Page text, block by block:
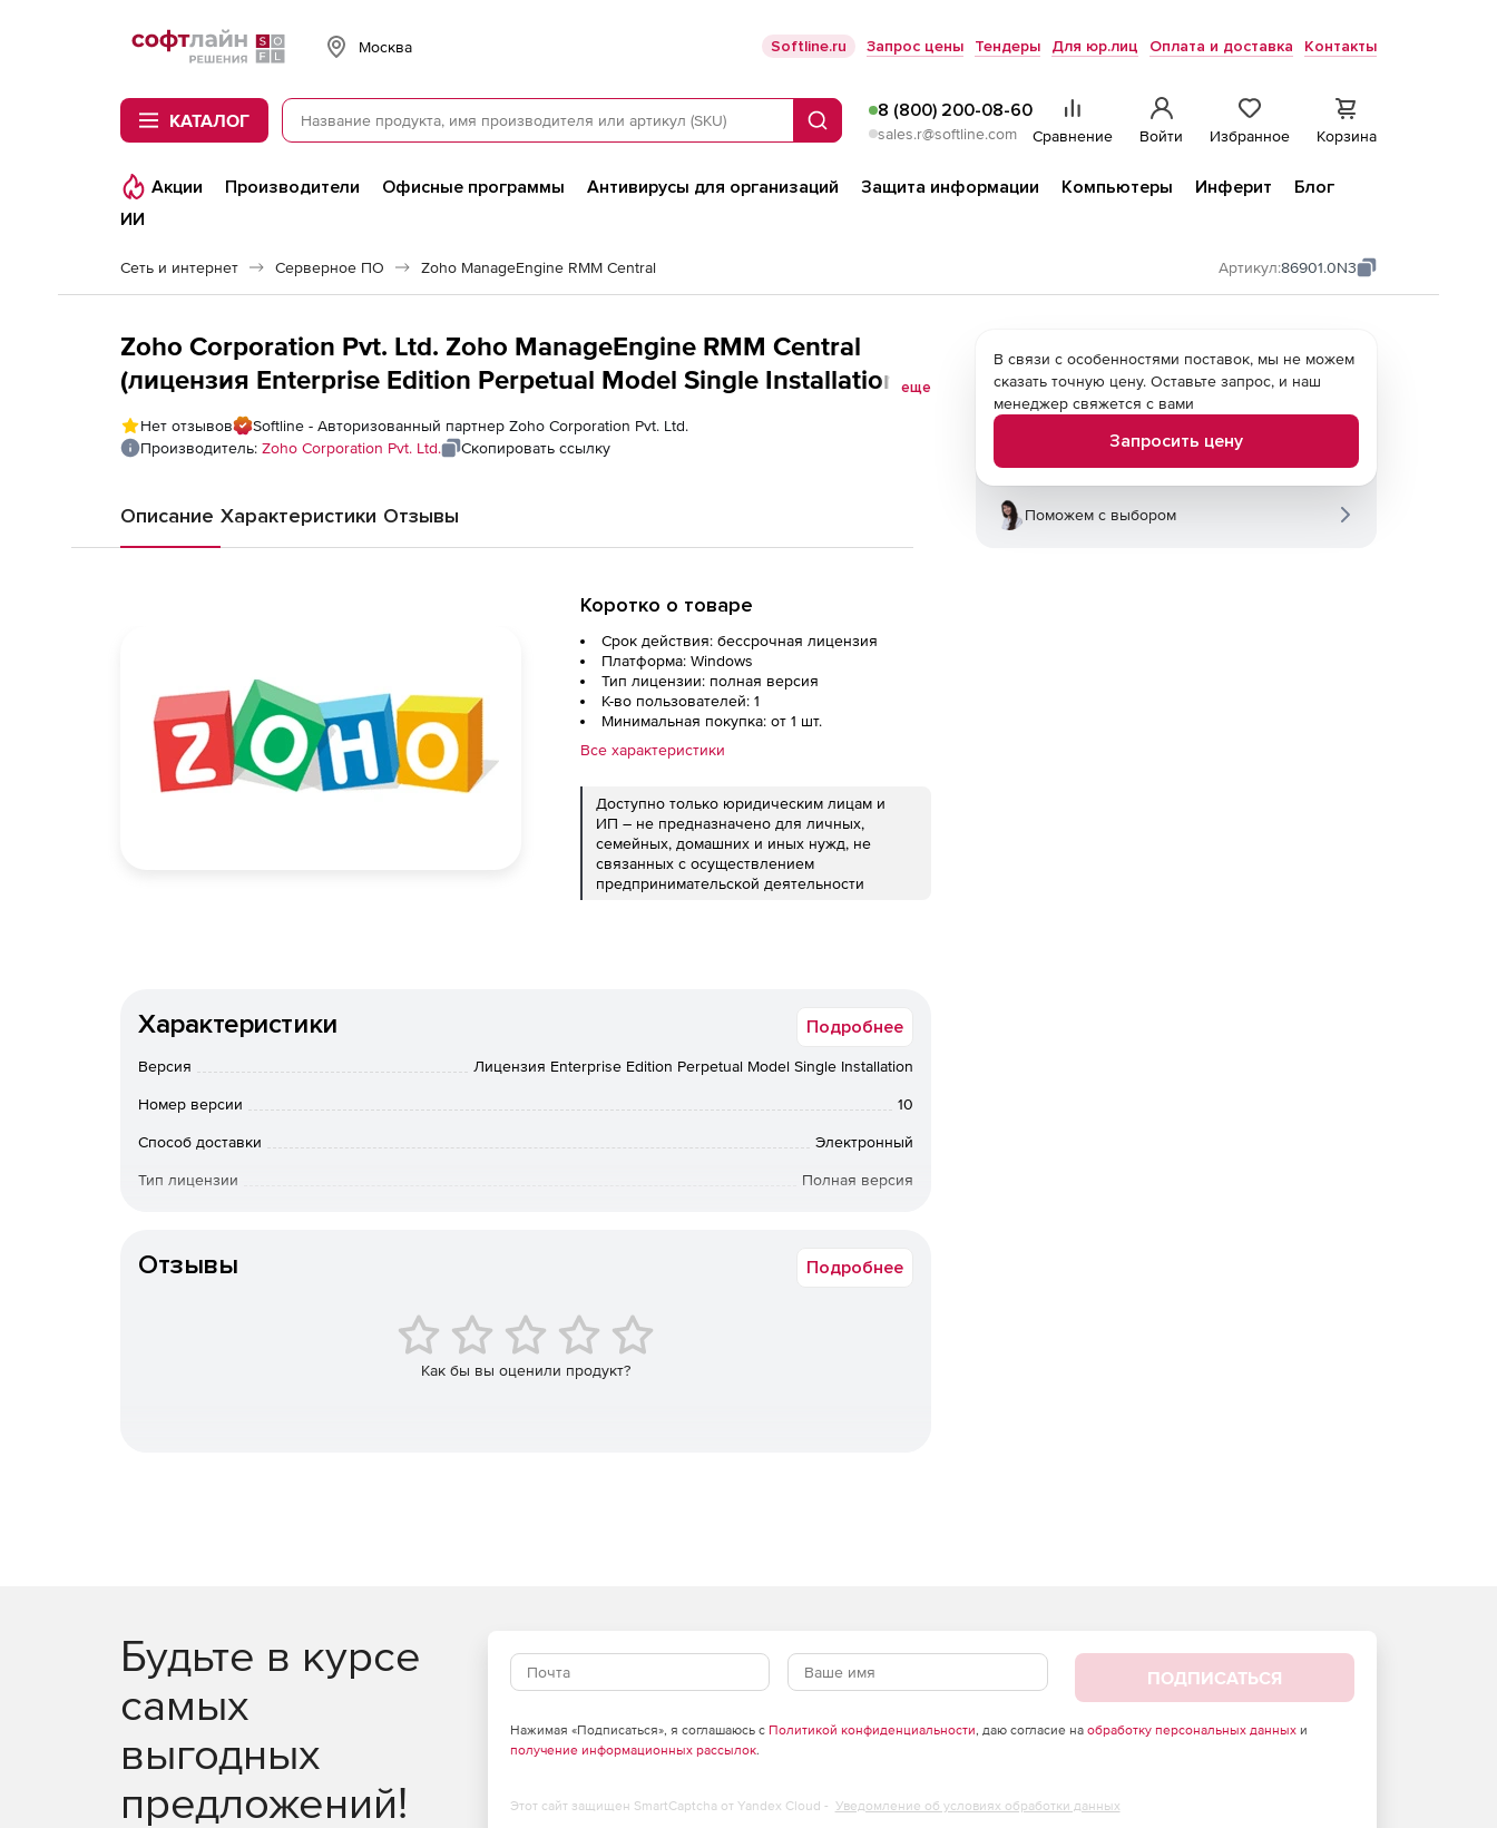
Softline
Москва Softline.ru Запрос цены Тендеры Для юр.лиц Оплата и доставка Контакты
КАТАЛОГ Поиск
8 (800) 200-08-60
sales.r@softline.com Сравнение Войти Избранное Корзина
Акции Производители Офисные программы Антивирусы для организаций Защита информации Компьютеры Инферит
Блог
ИИ
Сеть и интернет Серверное ПО Zoho ManageEngine RMM Central Артикул:86901.0N3
Zoho Corporation Pvt. Ltd. Zoho ManageEngine RMM Central
(лицензия Enterprise Edition Perpetual Model Single Installation),
fee for 250 Devices with 1 User
еще
Нет отзывов
Softline - Авторизованный партнер Zoho Corporation Pvt. Ltd.
Производитель: Zoho Corporation Pvt. Ltd. Скопировать ссылку
Описание Характеристики Отзывы
Коротко о товаре
Срок действия: бессрочная лицензия
Платформа: Windows
Тип лицензии: полная версия
К-во пользователей: 1
Минимальная покупка: от 1 шт.
Все характеристики
Доступно только юридическим лицам и
ИП – не предназначено для личных,
семейных, домашних и иных нужд, не
связанных с осуществлением
предпринимательской деятельности
Характеристики Подробнее
Версия Лицензия Enterprise Edition Perpetual Model Single Installation
Номер версии 10
Способ доставки Электронный
Тип лицензии Полная версия
Отзывы Подробнее
Как бы вы оценили продукт?
В связи с особенностями поставок, мы не можем
сказать точную цену. Оставьте запрос, и наш
менеджер свяжется с вами
Запросить цену
Поможем с выбором
Будьте в курсе
самых
выгодных
предложений!
ПОДПИСАТЬСЯ
Нажимая «Подписаться», я соглашаюсь с Политикой конфиденциальности, даю согласие на обработку персональных данныхи
получение информационных рассылок.
Этот сайт защищен SmartCaptcha от Yandex Cloud - Уведомление об условиях обработки данных